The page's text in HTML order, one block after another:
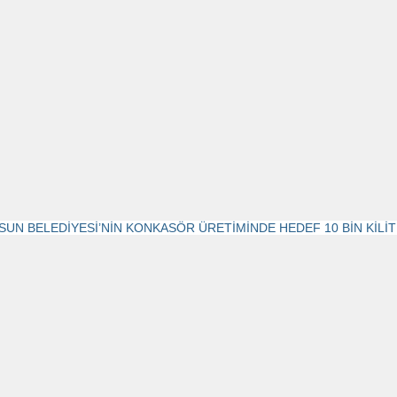
BELEDİYESİ’NİN KONKASÖR ÜRETİMİNDE HEDEF 10 BİN